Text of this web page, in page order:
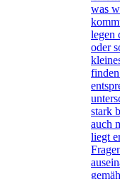
was
legen
oder
stark
auch
liegt